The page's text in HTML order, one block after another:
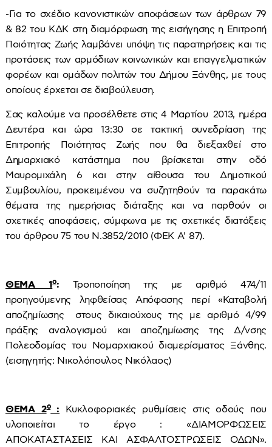
-Για το σχέδιο κανονιστικών αποφάσεων των άρθρων 79
& 82 του ΚΔΚ στη διαμόρφωση της εισήγησης η Επιτροπή
Ποιότητας Ζωής λαμβάνει υπόψη τις παρατηρήσεις και τις
προτάσεις των αρμόδιων κοινωνικών και επαγγελματικών
φορέων και ομάδων πολιτών του Δήμου Ξάνθης, με τους
οποίους έρχεται σε διαβούλευση.
Σας καλούμε να προσέλθετε στις 4 Μαρτίου 2013, ημέρα
Δευτέρα και ώρα 13:30 σε τακτική συνεδρίαση της
Επιτροπής Ποιότητας Ζωής που θα διεξαχθεί στο
Δημαρχιακό κατάστημα που βρίσκεται στην οδό
Μαυρομιχάλη 6 και στην αίθουσα του Δημοτικού
Συμβουλίου, προκειμένου να συζητηθούν τα παρακάτω
θέματα της ημερήσιας διάταξης και να παρθούν οι
σχετικές αποφάσεις, σύμφωνα με τις σχετικές διατάξεις
του άρθρου 75 του Ν.3852/2010 (ΦΕΚ Α' 87).
ΘΕΜΑ 1ο: Τροποποίηση της με αριθμό 474/11
προηγούμενης ληφθείσας Απόφασης περί «Καταβολή
αποζημίωσης στους δικαιούχους της με αριθμό 4/99
πράξης αναλογισμού και αποζημίωσης της Δ/νσης
Πολεοδομίας του Νομαρχιακού διαμερίσματος Ξάνθης.
(εισηγητής: Νικολόπουλος Νικόλαος)
ΘΕΜΑ 2ο: Κυκλοφοριακές ρυθμίσεις στις οδούς που
υλοποιείται το έργο : «ΔΙΑΜΟΡΦΩΣΕΙΣ
ΑΠΟΚΑΤΑΣΤΑΣΕΙΣ ΚΑΙ ΑΣΦΑΛΤΟΣΤΡΩΣΕΙΣ ΟΔΩΝ».